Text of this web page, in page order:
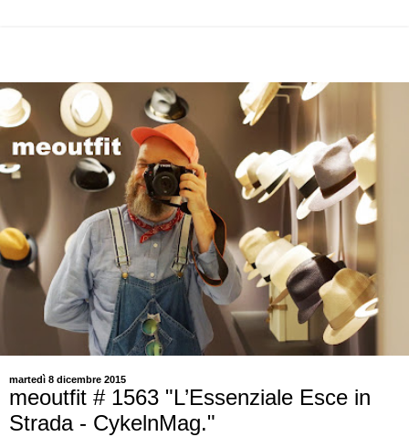
martedì 8 dicembre 2015
meoutfit # 1563 "L’Essenziale Esce in
Strada - CykelnMag."